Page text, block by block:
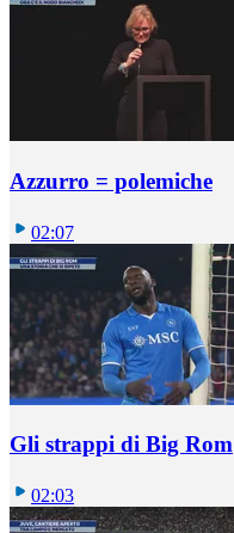
Azzurro = polemiche
02:07
Gli strappi di Big Rom
02:03